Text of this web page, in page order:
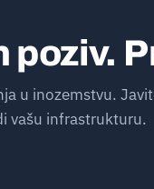
poziv.
u inozemstvu.
vašu infrastrukturu.